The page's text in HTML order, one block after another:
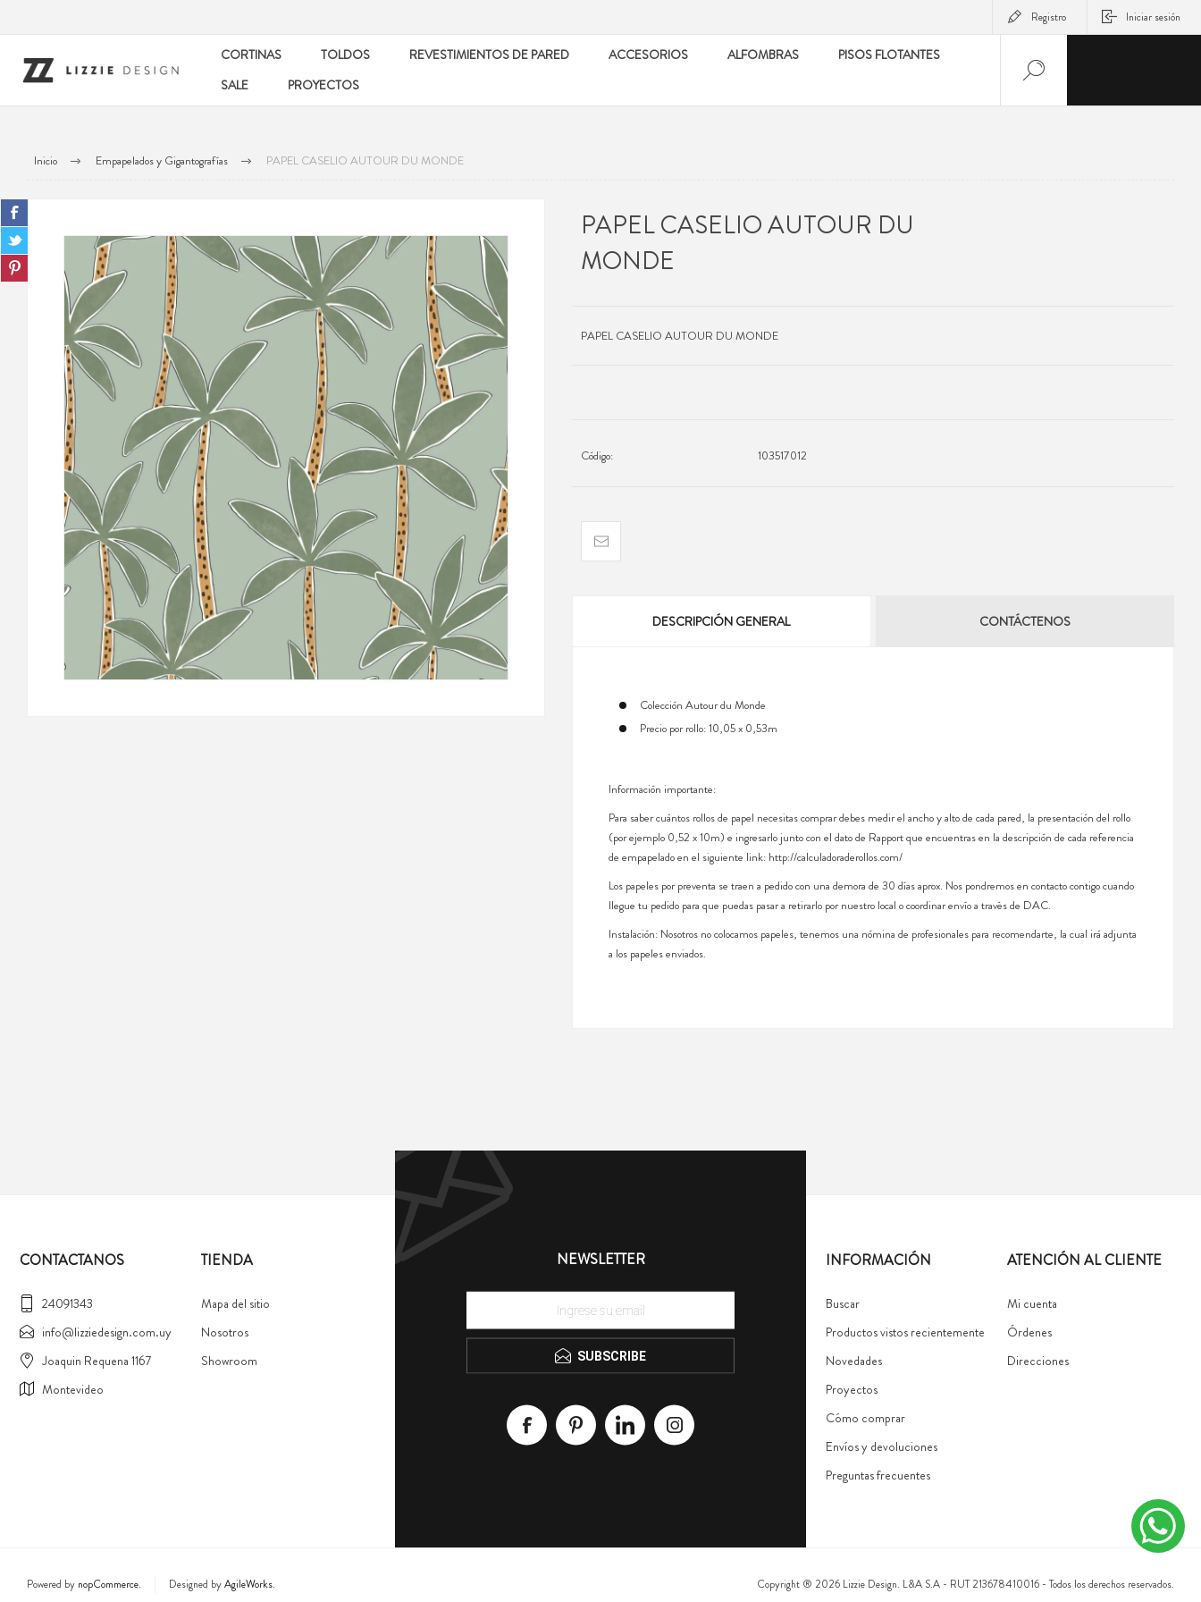
Registro Iniciar sesión
CORTINAS TOLDOS REVESTIMIENTOS DE PARED ACCESORIOS ALFOMBRAS
PISOS FLOTANTES
SALE
PROYECTOS
Inicio Empapelados y Gigantografías PAPEL CASELIO AUTOUR DU MONDE
PAPEL CASELIO AUTOUR DU
MONDE
PAPEL CASELIO AUTOUR DU MONDE
Código: 103517012
DESCRIPCIÓN GENERAL CONTÁCTENOS
Colección Autour du Monde
Precio por rollo: 10,05 x 0,53m
Información importante:
Para saber cuántos rollos de papel necesitas comprar debes medir el ancho y alto de cada pared, la presentación del rollo
(por ejemplo 0,52 x 10m) e ingresarlo junto con el dato de Rapport que encuentras en la descripción de cada referencia
de empapelado en el siguiente link: http://calculadoraderollos.com/
Los papeles por preventa se traen a pedido con una demora de 30 días aprox. Nos pondremos en contacto contigo cuando
llegue tu pedido para que puedas pasar a retirarlo por nuestro local o coordinar envío a través de DAC.
Instalación: Nosotros no colocamos papeles, tenemos una nómina de profesionales para recomendarte, la cual irá adjunta
a los papeles enviados.
NEWSLETTER
SUBSCRIBE
CONTACTANOS
24091343
info@lizziedesign.com.uy
Joaquin Requena 1167
Montevideo
TIENDA
Mapa del sitio
Nosotros
Showroom
INFORMACIÓN
Buscar
Productos vistos recientemente
Novedades
Proyectos
Cómo comprar
Envíos y devoluciones
Preguntas frecuentes
ATENCIÓN AL CLIENTE
Mi cuenta
Órdenes
Direcciones
Powered by nopCommerce. Designed byAgileWorks. Copyright ® 2026 Lizzie Design. L&A S.A - RUT 213678410016 - Todos los derechos reservados.